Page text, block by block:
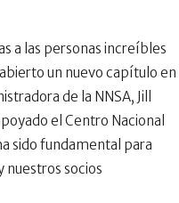
a las personas increíbles
un nuevo capítulo en
de la NNSA, Jill
el Centro Nacional
sido fundamental para
nuestros socios